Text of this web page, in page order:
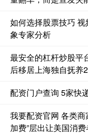
如何选择股票技巧 视
象专家分析
最安全的杠杆炒股平
后移居上海独自抚养
配资门户查询 5家快
我要配资官网 各类
加费”层出让美国消